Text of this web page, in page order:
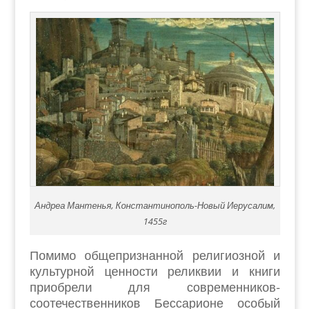
Андреа Мантенья, Константинополь-Новый Иерусалим,
1455г
Помимо общепризнанной религиозной и
культурной ценности реликвии и книги
приобрели для современников-
соотечественников Бессарионе особый